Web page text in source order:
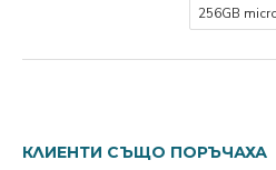
256GB
КЛИЕНТИ СЪЩО ПОРЪЧАХА